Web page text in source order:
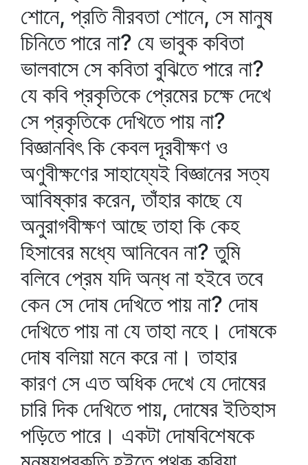
শোনে, প্রতি নীরবতা শোনে, সে মানুষ
চিনিতে পারে না? যে ভাবুক কবিতা
ভালবাসে সে কবিতা বুঝিতে পারে না?
যে কবি প্রকৃতিকে প্রেমের চক্ষে দেখে
সে প্রকৃতিকে দেখিতে পায় না?
বিজ্ঞানবিৎ কি কেবল দূরবীক্ষণ ও
অণুবীক্ষণের সাহায্যেই বিজ্ঞানের সত্য
আবিষ্কার করেন, তাঁহার কাছে যে
অনুরাগবীক্ষণ আছে তাহা কি কেহ
হিসাবের মধ্যে আনিবেন না? তুমি
বলিবে প্রেম যদি অন্ধ না হইবে তবে
কেন সে দোষ দেখিতে পায় না? দোষ
দেখিতে পায় না যে তাহা নহে। দোষকে
দোষ বলিয়া মনে করে না। তাহার
কারণ সে এত অধিক দেখে যে দোষের
চারি দিক দেখিতে পায়, দোষের ইতিহাস
পড়িতে পারে। একটা দোষবিশেষকে